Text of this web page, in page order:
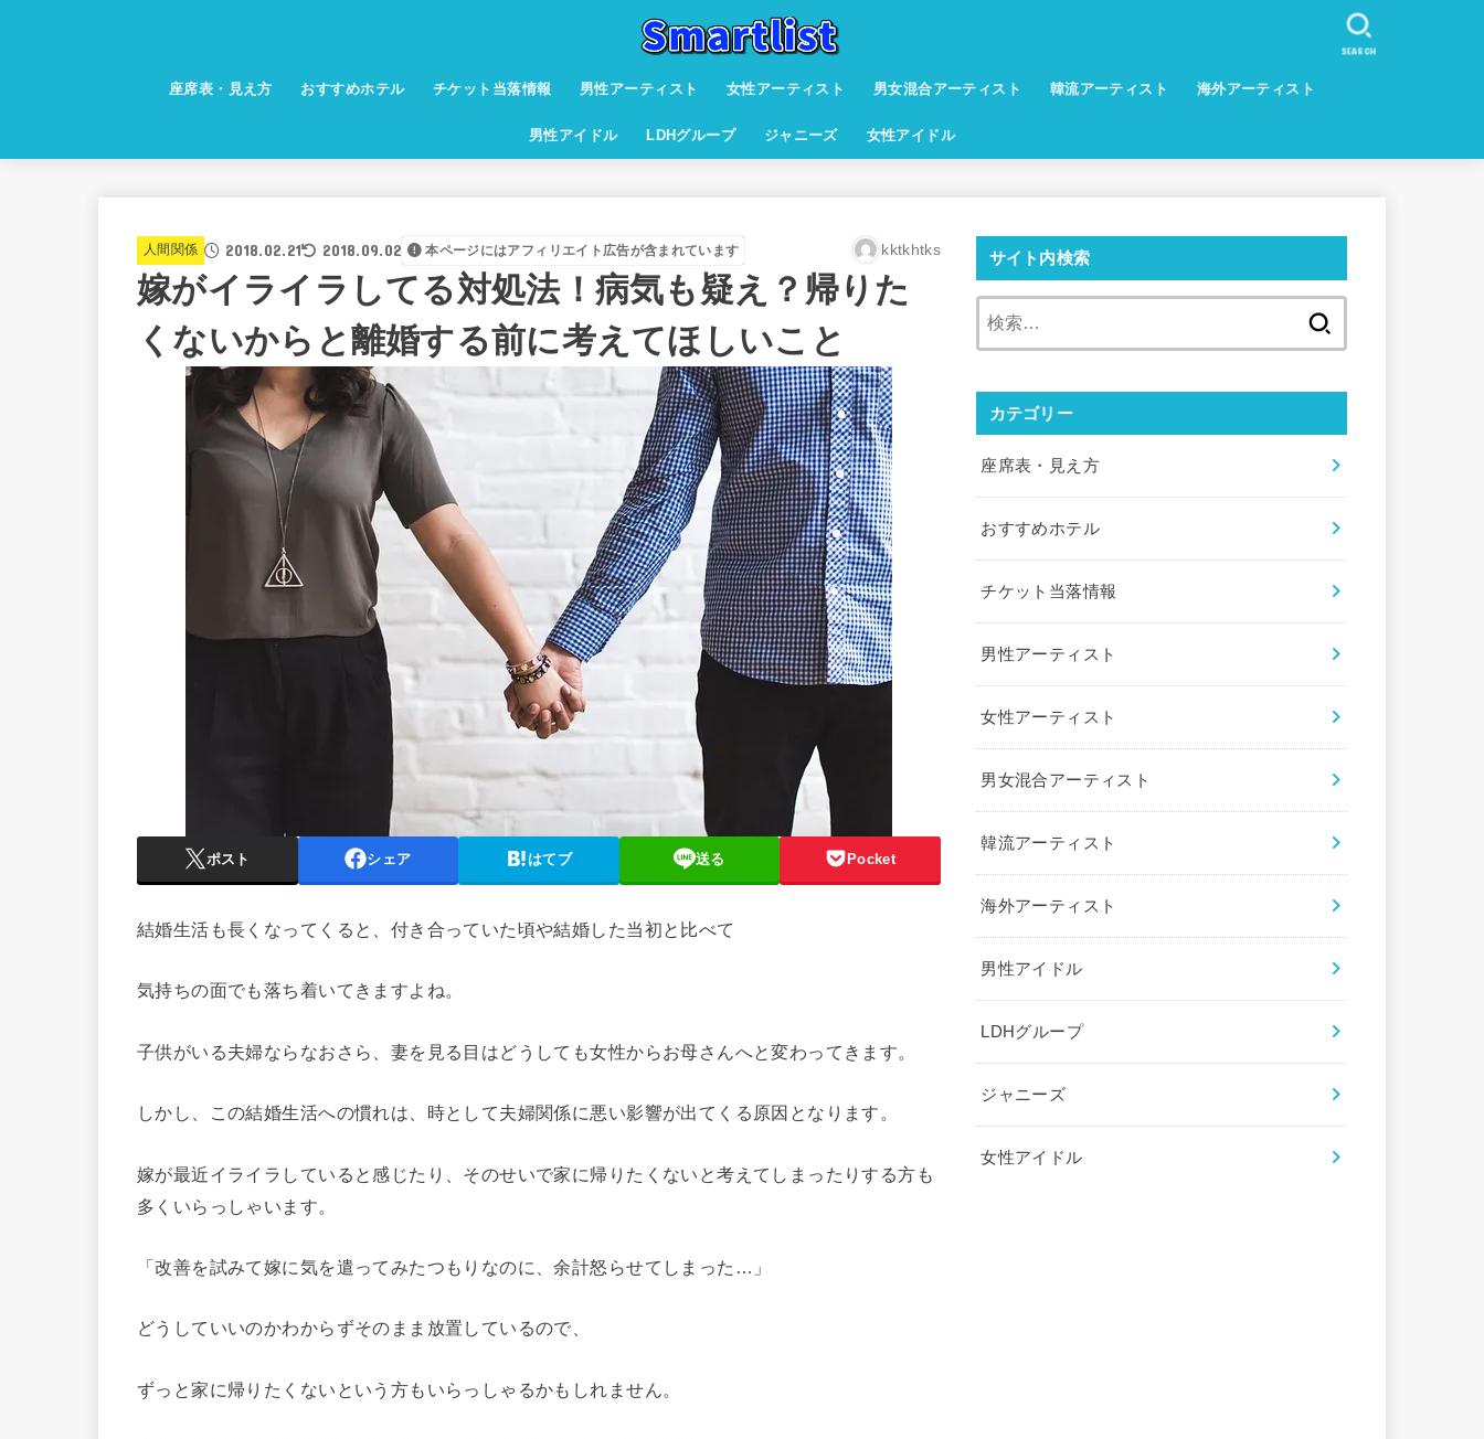
座席表・見え方 おすすめホテル チケット当落情報 男性アーティスト 女性アーティスト 男女混合アーティスト 韓流アーティスト 海外アーティスト
男性アイドル LDHグループ ジャニーズ 女性アイドル
SEARCH
人間関係 2018.02.21 2018.09.02 本ページにはアフィリエイト広告が含まれています kktkhtks
嫁がイライラしてる対処法！病気も疑え？帰りた
くないからと離婚する前に考えてほしいこと
ポスト シェア はてブ 送る Pocket
結婚生活も長くなってくると、付き合っていた頃や結婚した当初と比べて
気持ちの面でも落ち着いてきますよね。
子供がいる夫婦ならなおさら、妻を見る目はどうしても女性からお母さんへと変わってきます。
しかし、この結婚生活への慣れは、時として夫婦関係に悪い影響が出てくる原因となります。
嫁が最近イライラしていると感じたり、そのせいで家に帰りたくないと考えてしまったりする方も
多くいらっしゃいます。
「改善を試みて嫁に気を遣ってみたつもりなのに、余計怒らせてしまった…」
どうしていいのかわからずそのまま放置しているので、
ずっと家に帰りたくないという方もいらっしゃるかもしれません。
サイト内検索
カテゴリー
座席表・見え方
おすすめホテル
チケット当落情報
男性アーティスト
女性アーティスト
男女混合アーティスト
韓流アーティスト
海外アーティスト
男性アイドル
LDHグループ
ジャニーズ
女性アイドル